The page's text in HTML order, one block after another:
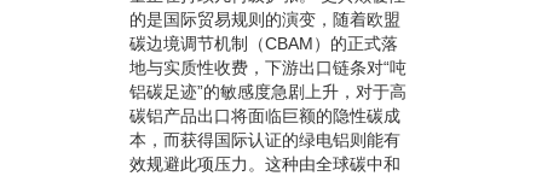
的是国际贸易规则的演变，随着欧盟
碳边境调节机制（CBAM）的正式落
地与实质性收费，下游出口链条对“吨
铝碳足迹”的敏感度急剧上升，对于高
碳铝产品出口将面临巨额的隐性碳成
本，而获得国际认证的绿电铝则能有
效规避此项压力。这种由全球碳中和